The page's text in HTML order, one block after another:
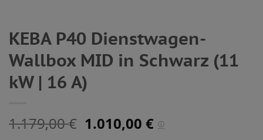
KEBA P40 Dienstwagen-
Wallbox MID in Schwarz (11
kW | 16 A)
1.179,00€ 1.010,00€ ⓘ